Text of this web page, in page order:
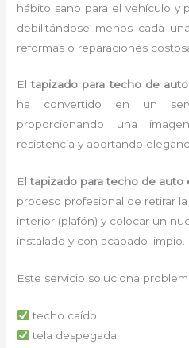
hábito sano para el vehículo y
debilitándose menos cada
reformas o reparaciones
El tapizado para techo de
ha convertido en un
proporcionando una
resistencia y aportando
Eltapizado para techo de auto
proceso profesional de retirar
interior (plafón) y colocar un
instalado y con acabado limpio.
Este servicio soluciona
techo caído
tela despegada